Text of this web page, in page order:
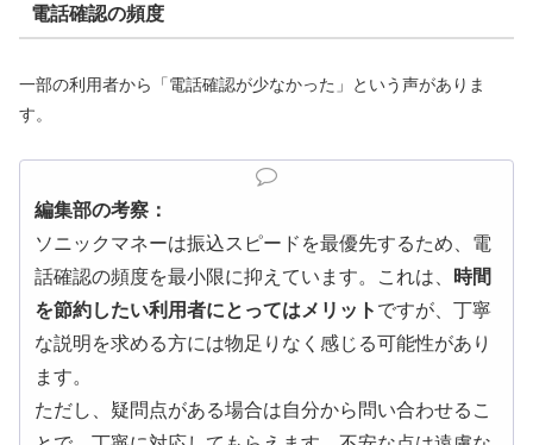
電話確認の頻度
一部の利用者から「電話確認が少なかった」という声がありま
す。
編集部の考察：
ソニックマネーは振込スピードを最優先するため、電
話確認の頻度を最小限に抑えています。これは、
時間
を節約したい利用者にとってはメリット ですが、丁寧
な説明を求める方には物足りなく感じる可能性があり
ます。
ただし、疑問点がある場合は自分から問い合わせるこ